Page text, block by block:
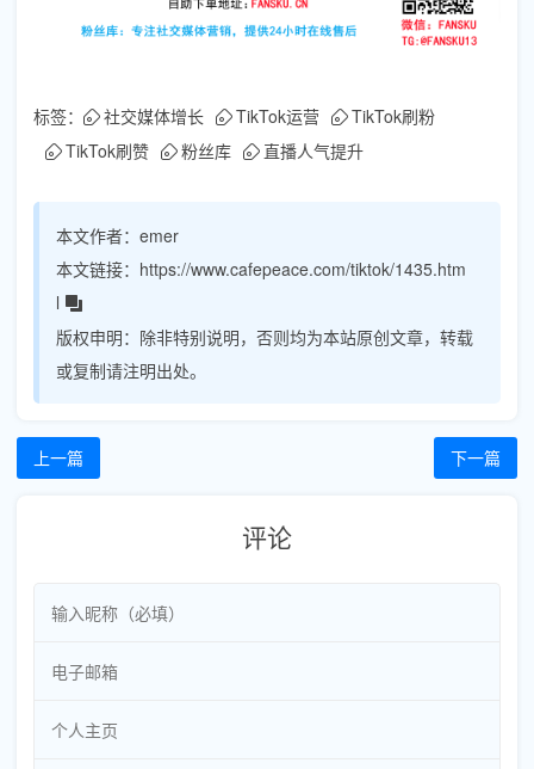
标签： 社交媒体增长 TikTok运营
TikTok刷粉
TikTok刷赞
粉丝库 直播人气提升
本文作者： emer
本文链接： https://www.cafepeace.com/tiktok/1435.htm
l
版权申明： 除非特别说明，否则均为本站原创文章，转载
或复制请注明出处。
上一篇 下一篇
评论